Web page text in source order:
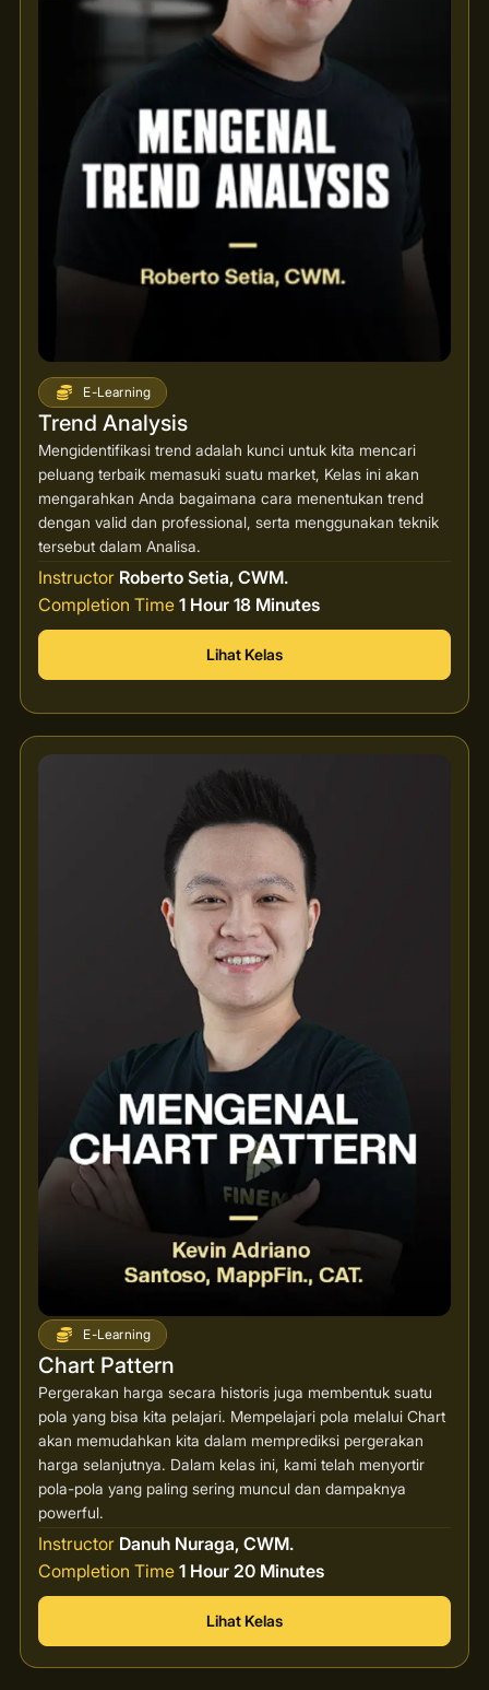
E-Learning
Trend Analysis
Mengidentifikasi trend adalah kunci untuk kita mencari
peluang terbaik memasuki suatu market, Kelas ini akan
mengarahkan Anda bagaimana cara menentukan trend
dengan valid dan professional, serta menggunakan teknik
tersebut dalam Analisa.
Instructor Roberto Setia, CWM.
Completion Time 1 Hour 18 Minutes
Lihat Kelas
E-Learning
Chart Pattern
Pergerakan harga secara historis juga membentuk suatu
pola yang bisa kita pelajari. Mempelajari pola melalui Chart
akan memudahkan kita dalam memprediksi pergerakan
harga selanjutnya. Dalam kelas ini, kami telah menyortir
pola-pola yang paling sering muncul dan dampaknya
powerful.
Instructor Danuh Nuraga, CWM.
Completion Time 1 Hour 20 Minutes
Lihat Kelas